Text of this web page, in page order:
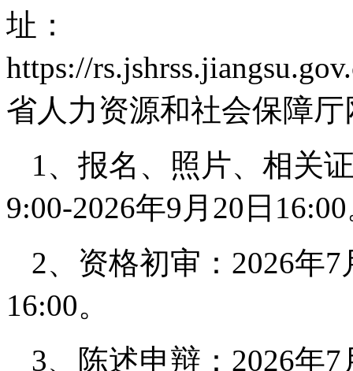
址：
https://
省人力资源和社会保障
1、报名、照片、相关
9:00-2026年9月20日
2、资格初审：2026年7
16:00。
3、陈述申辩：2026年7